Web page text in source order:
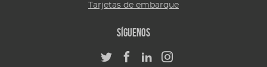
Tarjetas de embarque
Síguenos